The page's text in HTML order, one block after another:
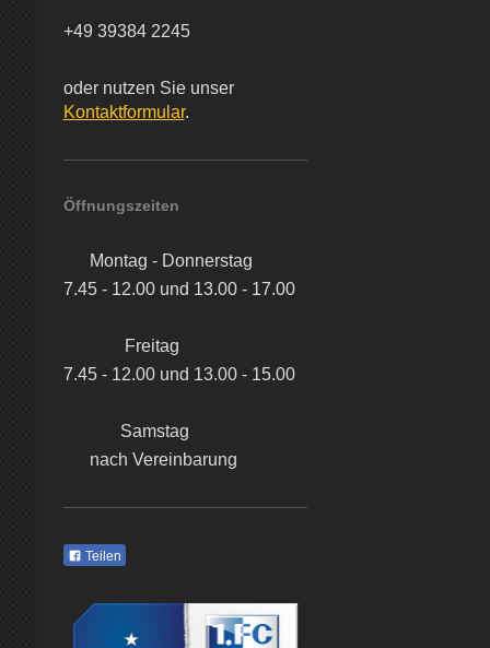
+49 39384 2245
oder nutzen Sie unser
Kontaktformular.
Öffnungszeiten
Montag - Donnerstag
7.45 - 12.00 und 13.00 - 17.00
Freitag
7.45 - 12.00 und 13.00 - 15.00
Samstag
nach Vereinbarung
Teilen